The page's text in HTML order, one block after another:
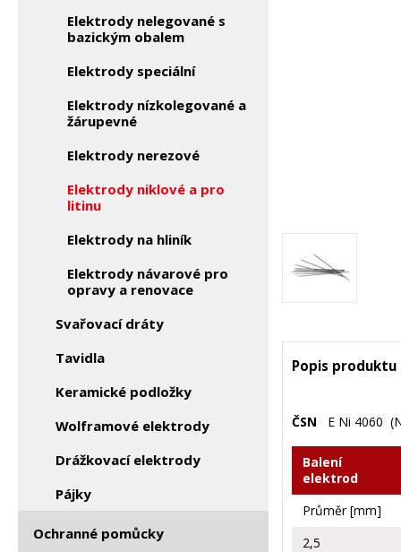
Elektrody nelegované s
bazickým obalem
Elektrody speciální
Elektrody nízkolegované a
žárupevné
Elektrody nerezové
Elektrody niklové a pro
litinu
Elektrody na hliník
Elektrody návarové pro
opravy a renovace
Svařovací dráty
Tavidla
Keramické podložky
Wolframové elektrody
Drážkovací elektrody
Pájky
Ochranné pomůcky
Popis produktu
ČSN E Ni 4060
Balení
elektrod
Průměr [mm]
2,5